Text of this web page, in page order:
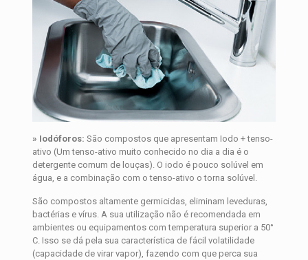
» Iodóforos: São compostos que apresentam Iodo + tenso-
ativo (Um tenso-ativo muito conhecido no dia a dia é o
detergente comum de louças). O iodo é pouco solúvel em
água, e a combinação com o tenso-ativo o torna solúvel.
São compostos altamente germicidas, eliminam leveduras,
bactérias e vírus. A sua utilização não é recomendada em
ambientes ou equipamentos com temperatura superior a 50°
C. Isso se dá pela sua característica de fácil volatilidade
(capacidade de virar vapor), fazendo com que perca sua